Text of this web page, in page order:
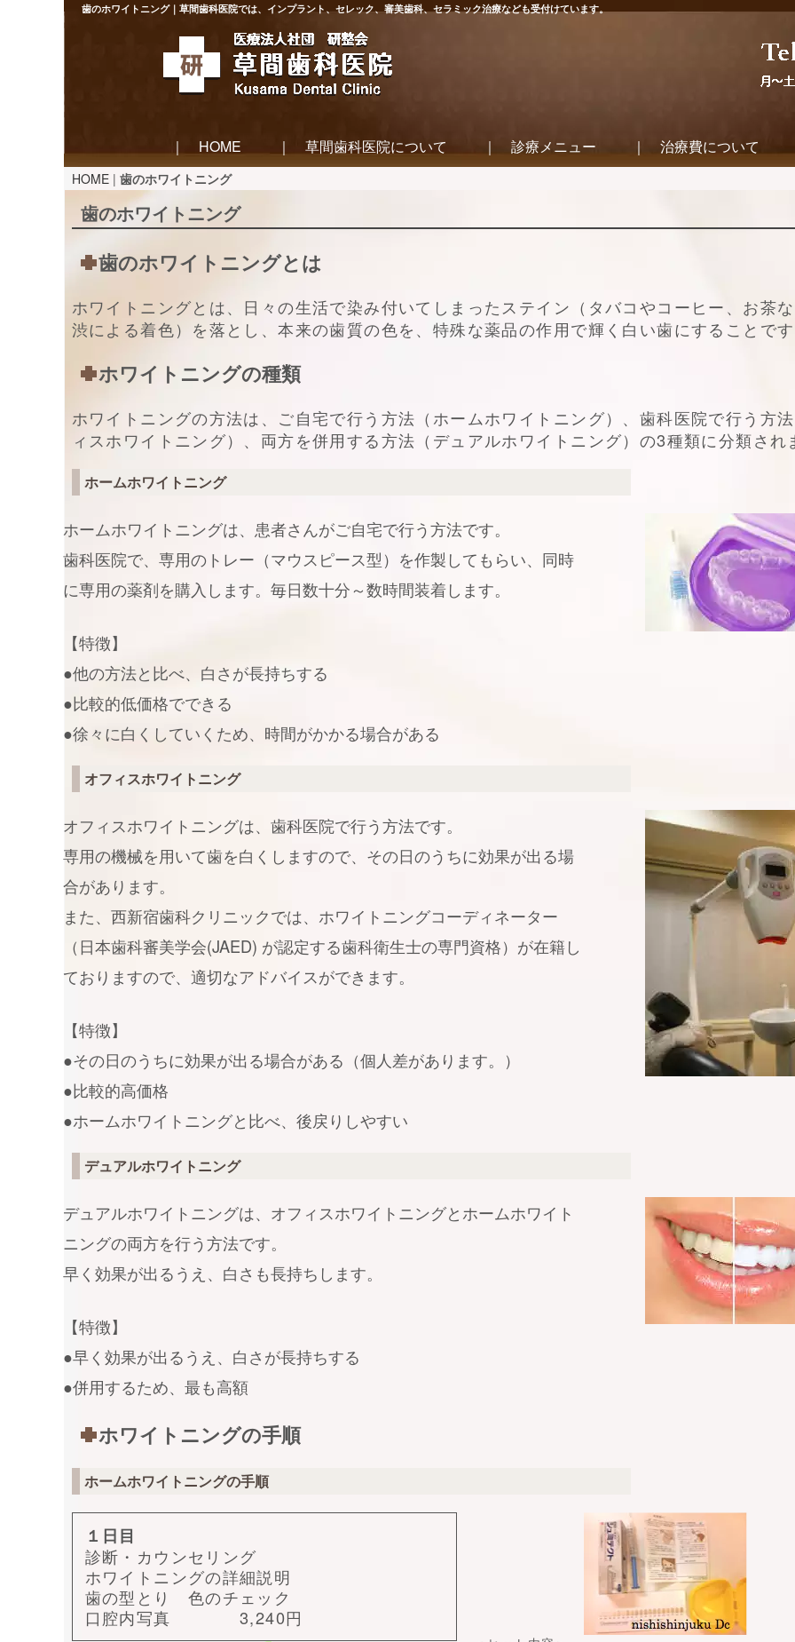
歯のホワイトニング｜草間歯科医院では、インプラント、セレック、審美歯科、セラミック治療なども受付けています。
｜ HOME ｜ 草間歯科医院について ｜ 診療メニュー ｜ 治療費について
HOME| 歯のホワイトニング
歯のホワイトニング
歯のホワイトニングとは
ホワイトニングとは、日々の生活で染み付いてしまったステイン（タバコやコーヒー、お茶
渋による着色）を落とし、本来の歯質の色を、特殊な薬品の作用で輝く白い歯にすることです
ホワイトニングの種類
ホワイトニングの方法は、ご自宅で行う方法（ホームホワイトニング）、歯科医院で行う方
ィスホワイトニング）、両方を併用する方法（デュアルホワイトニング）の3種類に分類され
ホームホワイトニング
ホームホワイトニングは、患者さんがご自宅で行う方法です。
歯科医院で、専用のトレー（マウスピース型）を作製してもらい、同時
に専用の薬剤を購入します。毎日数十分～数時間装着します。
【特徴】
●他の方法と比べ、白さが長持ちする
●比較的低価格でできる
●徐々に白くしていくため、時間がかかる場合がある
オフィスホワイトニング
オフィスホワイトニングは、歯科医院で行う方法です。
専用の機械を用いて歯を白くしますので、その日のうちに効果が出る場
合があります。
また、西新宿歯科クリニックでは、ホワイトニングコーディネーター
（日本歯科審美学会(JAED) が認定する歯科衛生士の専門資格）が在籍し
ておりますので、適切なアドバイスができます。
【特徴】
●その日のうちに効果が出る場合がある（個人差があります。）
●比較的高価格
●ホームホワイトニングと比べ、後戻りしやすい
デュアルホワイトニング
デュアルホワイトニングは、オフィスホワイトニングとホームホワイト
ニングの両方を行う方法です。
早く効果が出るうえ、白さも長持ちします。
【特徴】
●早く効果が出るうえ、白さが長持ちする
●併用するため、最も高額
ホワイトニングの手順
ホームホワイトニングの手順
１日目
診断・カウンセリング
ホワイトニングの詳細説明
歯の型とり 色のチェック
口腔内写真 3,240円